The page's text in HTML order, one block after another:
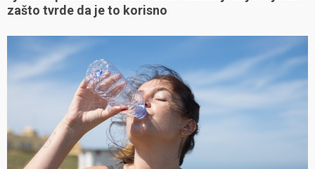
zašto tvrde da je to korisno